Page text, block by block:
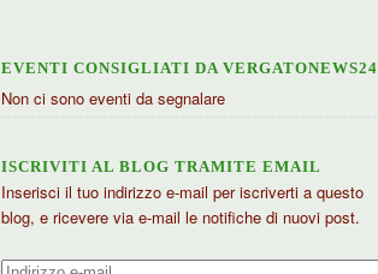
EVENTI CONSIGLIATI DA VERGATONEWS24
Non ci sono eventi da segnalare
ISCRIVITI AL BLOG TRAMITE EMAIL
Inserisci il tuo indirizzo e-mail per iscriverti a questo
blog, e ricevere via e-mail le notifiche di nuovi post.